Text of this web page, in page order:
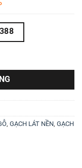
số lượng
, GẠCH LÁT NỀN, GẠCH